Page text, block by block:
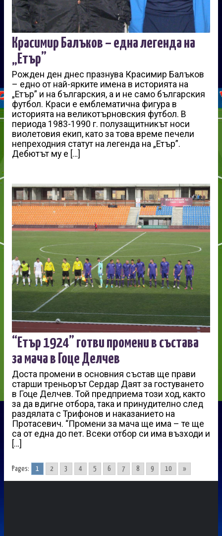
Красимир Балъков – една легенда на
„Етър”
Рожден ден днес празнува Красимир Балъков
– едно от най-ярките имена в историята на
„Етър” и на българския, а и не само българския
футбол. Краси e емблематична фигура в
историята на великотърновския футбол. В
периода 1983-1990 г. полузащитникът носи
виолетовия екип, като за това време печели
непреходния статут на легенда на „Етър”.
Дебютът му е […]
“Етър 1924” готви промени в състава
за мача в Гоце Делчев
Доста промени в основния състав ще прави
старши треньорът Сердар Даят за гостуването
в Гоце Делчев. Той предприема този ход, както
за да вдигне отбора, така и принудително след
раздялата с Трифонов и наказанието на
Протасевич. “Промени за мача ще има – те ще
са от една до пет. Всеки отбор си има възходи и
[…]
Pages: 1 2 3 4 5 6 7 8 9 10 »